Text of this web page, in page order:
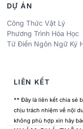
DỰ ÁN
Công Thức Vật Lý
Phương Trình Hóa Học
Từ Điển Ngôn Ngữ Ký
LIÊN KẾT
** Đây là liên kết chia sẻ
chịu trách nhiệm về nội
không phù hợp xin hãy